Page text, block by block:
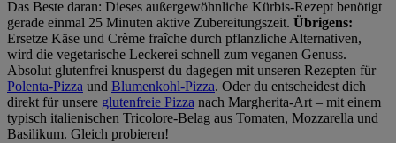
Das Beste daran: Dieses außergewöhnliche Kürbis-Rezept benötigt
gerade einmal 25 Minuten aktive Zubereitungszeit. Übrigens:
Ersetze Käse und Crème fraîche durch pflanzliche Alternativen,
wird die vegetarische Leckerei schnell zum veganen Genuss.
Absolut glutenfrei knusperst du dagegen mit unseren Rezepten für
Polenta-Pizza und Blumenkohl-Pizza. Oder du entscheidest dich
direkt für unsere glutenfreie Pizza nach Margherita-Art – mit einem
typisch italienischen Tricolore-Belag aus Tomaten, Mozzarella und
Basilikum. Gleich probieren!